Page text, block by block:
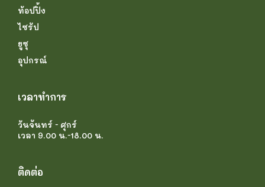
ท้อปปิ้ง
ไซรัป
ยูซุ
อุปกรณ์
เวลาทำการ
วันจันทร์ - ศุกร์
เวลา 9.00 น.-18.00 น.
ติดต่อ